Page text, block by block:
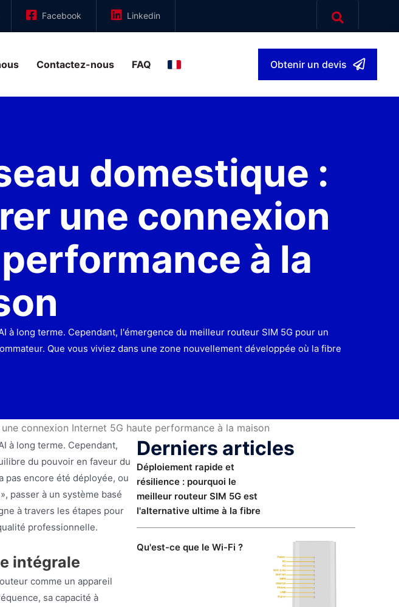
Facebook Linkedin
Contactez-nous FAQ Obtenir un devis
domestique :
une connexion
à la
à long terme. Cependant, l'émergence du meilleur routeur SIM 5G pour un
Que vous viviez dans une zone nouvellement développée où la fibre
connexion Internet 5G haute performance à la maison
à long terme. Cependant,
du pouvoir en faveur du
pas encore été déployée, ou
passer à un système basé
à travers les étapes pour
professionnelle.
intégrale
comme un appareil
sa capacité à
Derniers articles
Déploiement rapide et
résilience : pourquoi le
meilleur routeur SIM 5G est
l'alternative ultime à la fibre
Qu'est-ce que le Wi-Fi ?